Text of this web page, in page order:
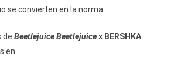
se convierten en la norma.
de Beetlejuice Beetlejuicex BERSHKA
en